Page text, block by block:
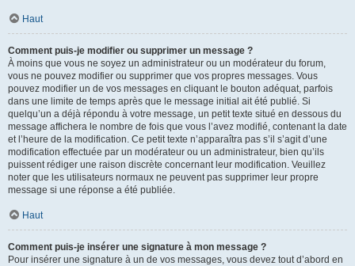
Haut
Comment puis-je modifier ou supprimer un message ?
À moins que vous ne soyez un administrateur ou un modérateur du forum,
vous ne pouvez modifier ou supprimer que vos propres messages. Vous
pouvez modifier un de vos messages en cliquant le bouton adéquat, parfois
dans une limite de temps après que le message initial ait été publié. Si
quelqu’un a déjà répondu à votre message, un petit texte situé en dessous du
message affichera le nombre de fois que vous l’avez modifié, contenant la date
et l’heure de la modification. Ce petit texte n’apparaîtra pas s’il s’agit d’une
modification effectuée par un modérateur ou un administrateur, bien qu’ils
puissent rédiger une raison discrète concernant leur modification. Veuillez
noter que les utilisateurs normaux ne peuvent pas supprimer leur propre
message si une réponse a été publiée.
Haut
Comment puis-je insérer une signature à mon message ?
Pour insérer une signature à un de vos messages, vous devez tout d’abord en